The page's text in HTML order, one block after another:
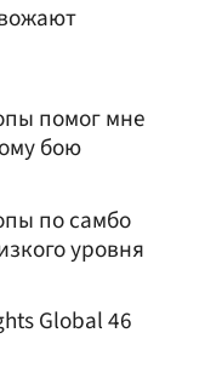
помог мне
бою
по самбо
уровня
Global 46